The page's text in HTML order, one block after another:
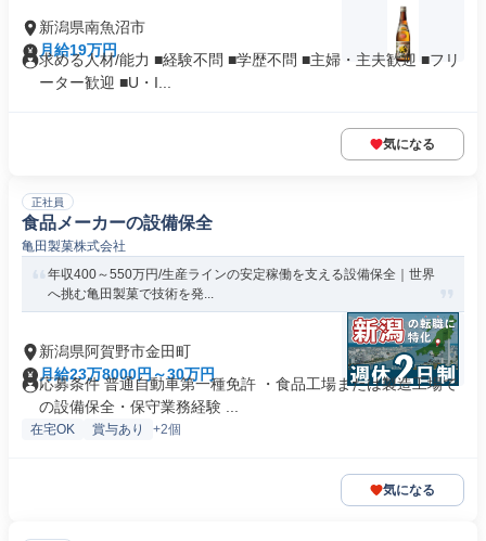
新潟県南魚沼市
月給19万円
求める人材/能力 ■経験不問 ■学歴不問 ■主婦・主夫歓迎 ■フリ
ーター歓迎 ■U・I...
気になる
正社員
食品メーカーの設備保全
亀田製菓株式会社
年収400～550万円/生産ラインの安定稼働を支える設備保全｜世界
へ挑む亀田製菓で技術を発...
新潟県阿賀野市金田町
月給23万8000円～30万円
応募条件 普通自動車第一種免許 ・食品工場または製造工場で
の設備保全・保守業務経験 ...
在宅OK 賞与あり +2個
気になる